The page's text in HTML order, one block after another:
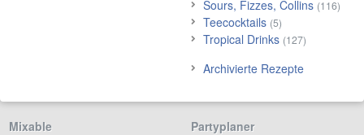
Sours, Fizzes, Collins (116)
Teecocktails (5)
Tropical Drinks (127)
Archivierte Rezepte
Mixable
Partyplaner